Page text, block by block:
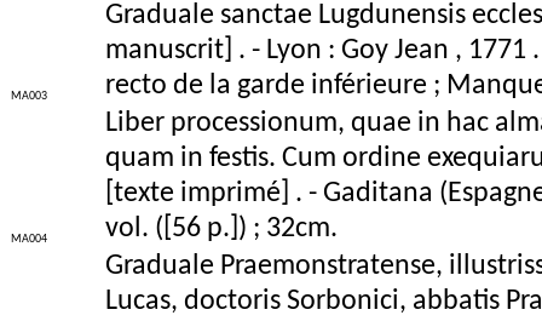
MA003
Graduale sanctae Lugdunensis
manuscrit] . - Lyon : Goy Jean ,
recto de la garde inférieure ;
MA004
Liber processionum, quae in hac
quam in festis. Cum ordine
[texte imprimé] . - Gaditana
vol. ([56 p.]) ; 32cm.
Graduale Praemonstratense,
Lucas, doctoris Sorbonici, abbatis